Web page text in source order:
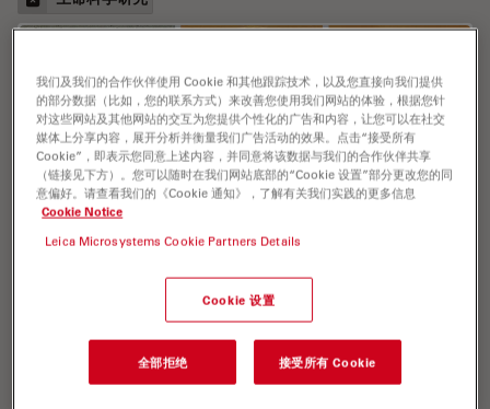
Live Cell Isolation by Laser Microdissection
Laser microdissection is a tool for the isolation of
我们及我们的合作伙伴使用 Cookie 和其他跟踪技术，以及您直接向我们提供
的部分数据（比如，您的联系方式）来改善您使用我们网站的体验，根据您针
对这些网站及其他网站的交互为您提供个性化的广告和内容，让您可以在社交
媒体上分享内容，展开分析并衡量我们广告活动的效果。点击“接受所有
Cookie”，即表示您同意上述内容，并同意将该数据与我们的合作伙伴共享
（链接见下方）。您可以随时在我们网站底部的“Cookie 设置”部分更改您的同
意偏好。请查看我们的《Cookie 通知》，了解有关我们实践的更多信息
Cookie Notice
Leica Microsystems Cookie Partners Details
Cookie 设置
全部拒绝 接受所有 Cookie